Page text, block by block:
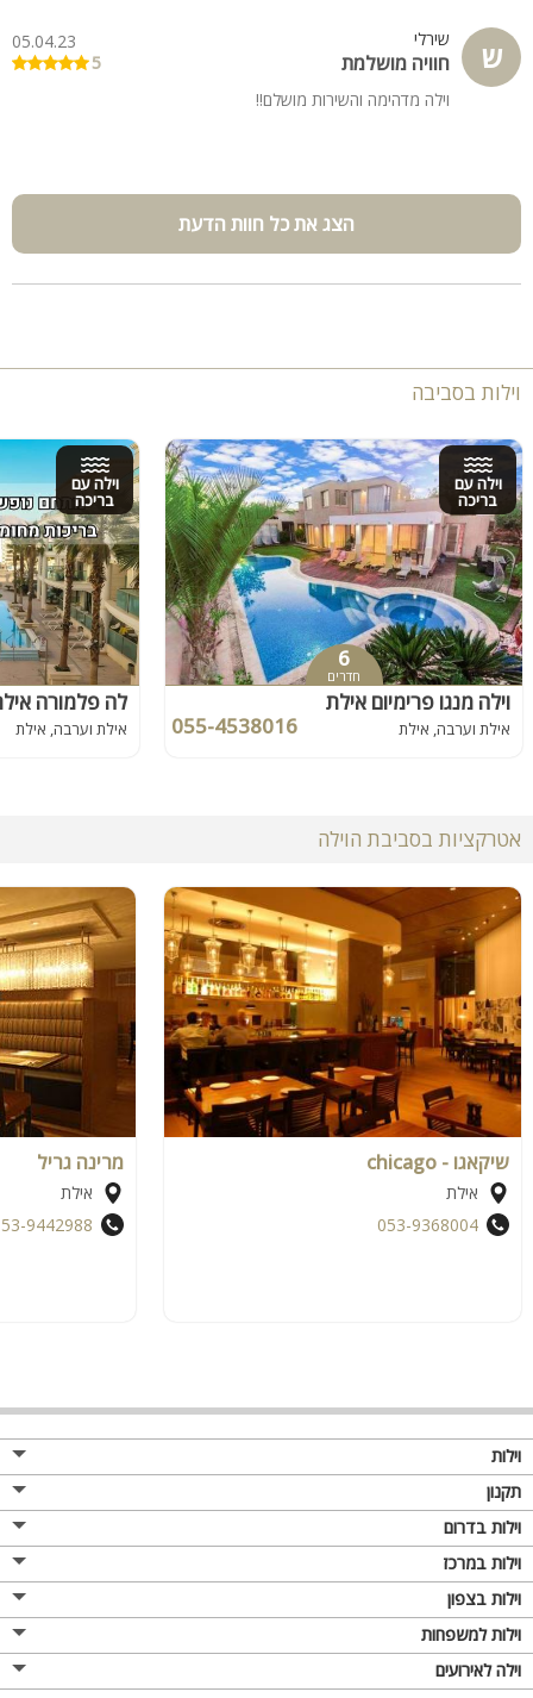
ש שירלי
חוויה מושלמת
05.04.23
5
וילה מדהימה והשירות מושלם!!
הצג את כל חוות הדעת
וילות בסביבה
וילה עם
בריכה
6
חדרים
וילה מנגו פרימיום אילת
אילת וערבה, אילת 055-4538016
וילה עם
בריכה
לה פלמורה
אילת וערבה, אילת
אטרקציות בסביבת הוילה
שיקאגו - chicago
אילת
053-9368004
מרינה גריל
אילת
9442988
וילות
תקנון
וילות בדרום
וילות במרכז
וילות בצפון
וילות למשפחות
וילה לאירועים